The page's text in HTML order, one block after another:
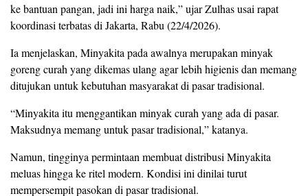
ke bantuan pangan, jadi ini harga naik,” ujar Zulhas usai rapat
koordinasi terbatas di Jakarta, Rabu (22/4/2026).
Ia menjelaskan, Minyakita pada awalnya merupakan minyak
goreng curah yang dikemas ulang agar lebih higienis dan memang
ditujukan untuk kebutuhan masyarakat di pasar tradisional.
“Minyakita itu menggantikan minyak curah yang ada di pasar.
Maksudnya memang untuk pasar tradisional,” katanya.
Namun, tingginya permintaan membuat distribusi Minyakita
meluas hingga ke ritel modern. Kondisi ini dinilai turut
mempersempit pasokan di pasar tradisional.